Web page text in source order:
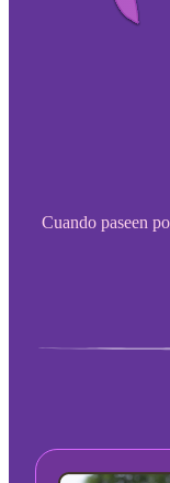
Cuando paseen